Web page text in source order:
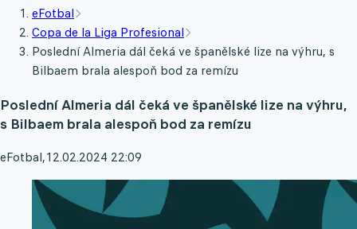
eFotbal
Copa de la Liga Profesional
Poslední Almeria dál čeká ve španělské lize na výhru, s
Bilbaem brala alespoň bod za remízu
Poslední Almeria dál čeká ve španělské lize na výhru,
s Bilbaem brala alespoň bod za remízu
eFotbal,12.02.2024 22:09